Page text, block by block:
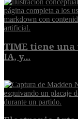
TIME tiene
IA, y...